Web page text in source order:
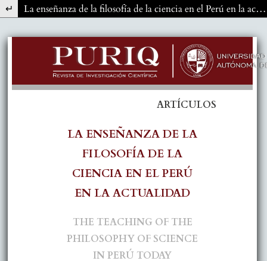
Volver a los detalles del artículo La enseñanza de la filosofía de la ciencia en el Perú en la actualidad